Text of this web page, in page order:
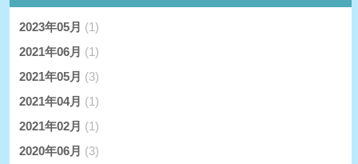
2023年05月 (1)
2021年06月 (1)
2021年05月 (3)
2021年04月 (1)
2021年02月 (1)
2020年06月 (3)